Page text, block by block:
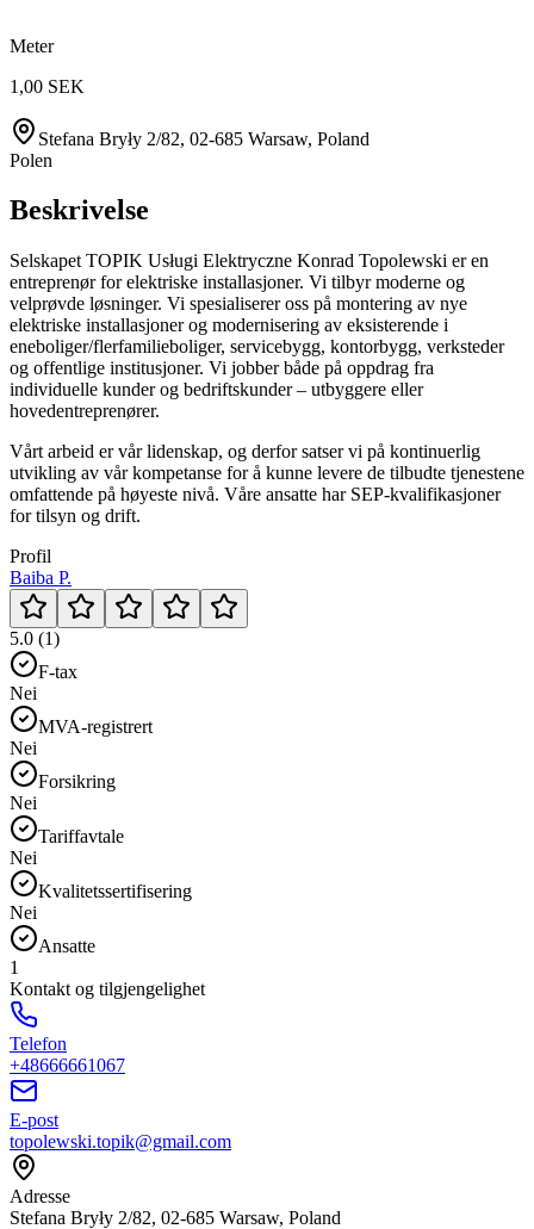
Meter
1,00 SEK
Stefana Bryły 2/82, 02-685 Warsaw, Poland
Polen
Beskrivelse
Selskapet TOPIK Usługi Elektryczne Konrad Topolewski er en
entreprenør for elektriske installasjoner. Vi tilbyr moderne og
velprøvde løsninger. Vi spesialiserer oss på montering av nye
elektriske installasjoner og modernisering av eksisterende i
eneboliger/flerfamilieboliger, servicebygg, kontorbygg, verksteder
og offentlige institusjoner. Vi jobber både på oppdrag fra
individuelle kunder og bedriftskunder – utbyggere eller
hovedentreprenører.
Vårt arbeid er vår lidenskap, og derfor satser vi på kontinuerlig
utvikling av vår kompetanse for å kunne levere de tilbudte tjenestene
omfattende på høyeste nivå. Våre ansatte har SEP-kvalifikasjoner
for tilsyn og drift.
Profil
Baiba P.
5.0 (1)
F-tax
Nei
MVA-registrert
Nei
Forsikring
Nei
Tariffavtale
Nei
Kvalitetssertifisering
Nei
Ansatte
1
Kontakt og tilgjengelighet
Telefon
+48666661067
E-post
topolewski.topik@gmail.com
Adresse
Stefana Bryły 2/82, 02-685 Warsaw, Poland